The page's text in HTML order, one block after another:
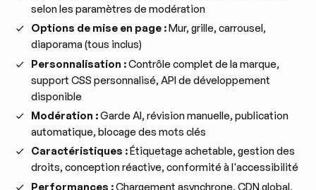
selon les paramètres de modération
Options de mise en page :Mur, grille, carrousel,
diaporama (tous inclus)
Personnalisation :Contrôle complet de la marque,
support CSS personnalisé, API de développement
disponible
Modération :Garde AI, révision manuelle, publication
automatique, blocage des mots clés
Caractéristiques :Étiquetage achetable, gestion des
droits, conception réactive, conformité à l'accessibilité
Performances :Chargement asynchrone, CDN global,